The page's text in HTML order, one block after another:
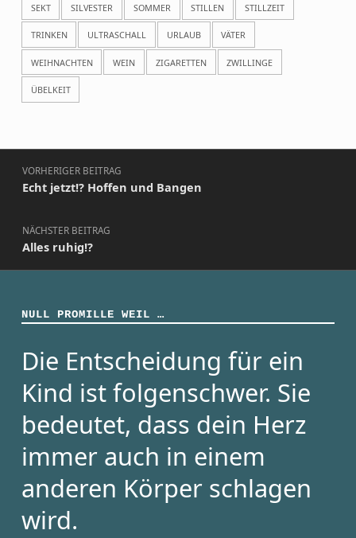
SEKT SILVESTER SOMMER STILLEN STILLZEIT
TRINKEN ULTRASCHALL URLAUB VÄTER
WEIHNACHTEN WEIN ZIGARETTEN ZWILLINGE
ÜBELKEIT
Beitragsnavigation
VORHERIGER BEITRAG
Echt jetzt!? Hoffen und Bangen
NÄCHSTER BEITRAG
Alles ruhig!?
NULL PROMILLE WEIL …
Die Entscheidung für ein
Kind ist folgenschwer. Sie
bedeutet, dass dein Herz
immer auch in einem
anderen Körper schlagen
wird.